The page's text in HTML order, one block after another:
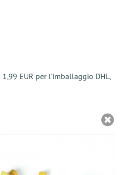
EUR per l'imballaggio DHL,